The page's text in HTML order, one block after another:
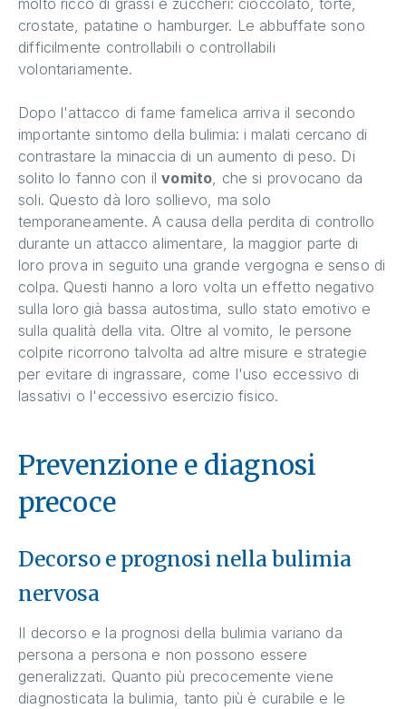
crostate, patatine o hamburger. Le abbuffate sono
difficilmente controllabili o controllabili
volontariamente.
Dopo l'attacco di fame famelica arriva il secondo
importante sintomo della bulimia: i malati cercano di
contrastare la minaccia di un aumento di peso. Di
solito lo fanno con ilvomito , che si provocano da
soli. Questo dà loro sollievo, ma solo
temporaneamente. A causa della perdita di controllo
durante un attacco alimentare, la maggior parte di
loro prova in seguito una grande vergogna e senso di
colpa. Questi hanno a loro volta un effetto negativo
sulla loro già bassa autostima, sullo stato emotivo e
sulla qualità della vita. Oltre al vomito, le persone
colpite ricorrono talvolta ad altre misure e strategie
per evitare di ingrassare, come l'uso eccessivo di
lassativi o l'eccessivo esercizio fisico.
Prevenzione e diagnosi
precoce
Decorso e prognosi nella bulimia
nervosa
Il decorso e la prognosi della bulimia variano da
persona a persona e non possono essere
generalizzati. Quanto più precocemente viene
diagnosticata la bulimia, tanto più è curabile e le